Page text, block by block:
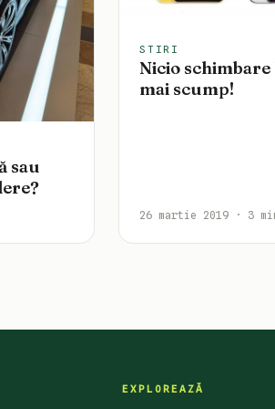
sau
STIRI
Nicio
mai scump!
26 martie 2019 · 3
EXPLOREAZĂ